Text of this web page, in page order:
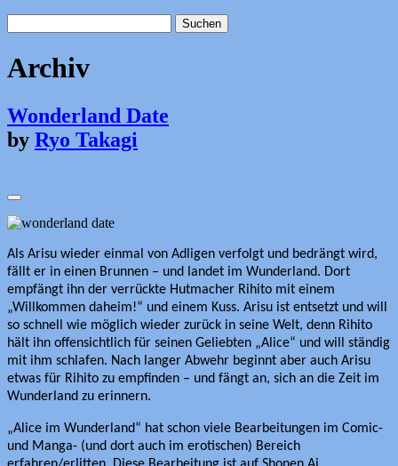
nach:
Archiv
Wonderland Date
by Ryo Takagi
Als Arisu wieder einmal von Adligen verfolgt und bedrängt wird,
fällt er in einen Brunnen – und landet im Wunderland. Dort
empfängt ihn der verrückte Hutmacher Rihito mit einem
„Willkommen daheim!“ und einem Kuss. Arisu ist entsetzt und will
so schnell wie möglich wieder zurück in seine Welt, denn Rihito
hält ihn offensichtlich für seinen Geliebten „Alice“ und will ständig
mit ihm schlafen. Nach langer Abwehr beginnt aber auch Arisu
etwas für Rihito zu empfinden – und fängt an, sich an die Zeit im
Wunderland zu erinnern.
„Alice im Wunderland“ hat schon viele Bearbeitungen im Comic-
und Manga- (und dort auch im erotischen) Bereich